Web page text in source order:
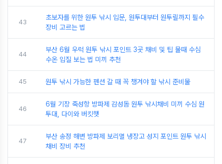
43
초보자를 위한 원투 낚시 입문, 원투대부터 원투릴까지 필수
장비 고르는 법
44
부산 6월 우럭 원투 낚시 포인트 3곳 채비 및 팁 물때 수심
수온 입질 보는 법 미끼 추천
45 원투 낚시 가능한 펜션 갈 때 꼭 챙겨야 할 낚시 준비물
46
6월 기장 죽성항 방파제 감성돔 원투 낚시채비 미끼 수심 원
투대, 다이와 버킷햇
47
부산 송정 해변 방파제 보리멸 냉장고 성지 포인트 원투 낚시
채비 장비 추천